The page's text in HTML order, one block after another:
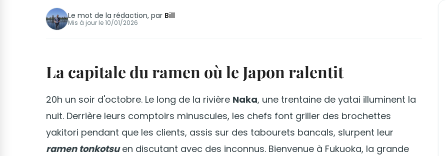
Le mot de la rédaction, par Bill
Mis à jour le10/01/2026
La capitale du ramen où le Japon ralentit
20h un soir d'octobre. Le long de la rivière Naka, une trentaine de yatai illuminent la
nuit. Derrière leurs comptoirs minuscules, les chefs font griller des brochettes
yakitori pendant que les clients, assis sur des tabourets bancals, slurpent leur
ramen tonkotsuen discutant avec des inconnus. Bienvenue à Fukuoka, la grande